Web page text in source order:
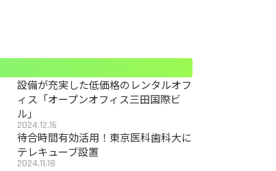
設備が充実した低価格のレンタルオフ
ィス「オープンオフィス三田国際ビ
ル」
2024.12.16
待合時間有効活用！東京医科歯科大に
テレキューブ設置
2024.11.18